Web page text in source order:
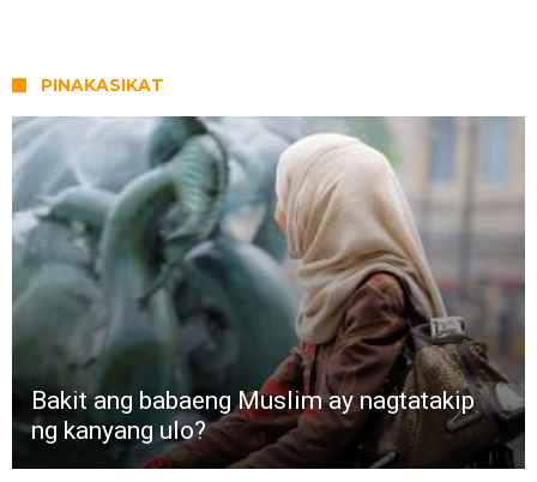
PINAKASIKAT
Bakit ang babaeng Muslim ay nagtatakip
ng kanyang ulo?